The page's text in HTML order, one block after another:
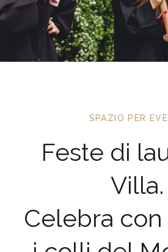
SPAZIO PER
Feste di
Villa.
Celebra